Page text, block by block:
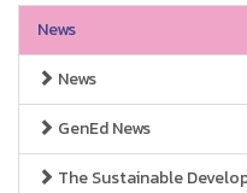
News
News
GenEd News
The Sustainable